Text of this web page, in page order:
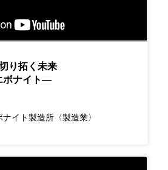
り拓く未来
ボナイト―
イト製造所〈製造業〉